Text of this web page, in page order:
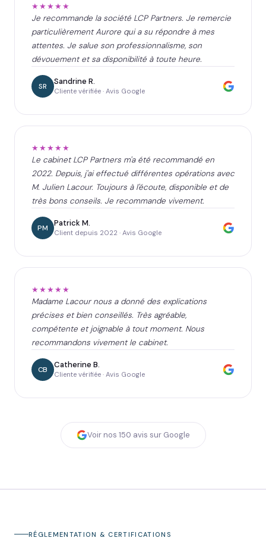
★★★★★
Je recommande la société LCP Partners. Je remercie
particulièrement Aurore qui a su répondre à mes
attentes. Je salue son professionnalisme, son
dévouement et sa disponibilité à toute heure.
SR Sandrine R.
Cliente vérifiée · Avis Google
★★★★★
Le cabinet LCP Partners m'a été recommandé en
2022. Depuis, j'ai effectué différentes opérations avec
M. Julien Lacour. Toujours à l'écoute, disponible et de
très bons conseils. Je recommande vivement.
PM Patrick M.
Client depuis 2022 · Avis Google
★★★★★
Madame Lacour nous a donné des explications
précises et bien conseillés. Très agréable,
compétente et joignable à tout moment. Nous
recommandons vivement le cabinet.
CB Catherine B.
Cliente vérifiée · Avis Google
Voir nos 150 avis sur Google
RÉGLEMENTATION & CERTIFICATIONS